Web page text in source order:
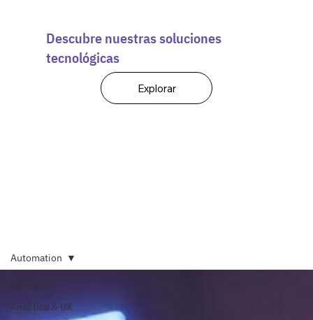
All Posts
Analítica & UX
Automation
Descubre nuestras soluciones
tecnológicas
Explorar